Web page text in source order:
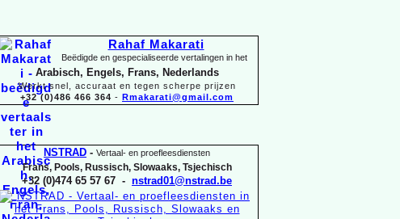
Rahaf Makarati
Beëdigde en gespecialiseerde vertalingen in het
Arabisch, Engels, Frans, Nederlands
Werkt snel, accuraat en tegen scherpe prijzen
+32 (0)486 466 364 - Rmakarati@gmail.com
NSTRAD - Vertaal- en proefleesdiensten
Frans, Pools, Russisch, Slowaaks, Tsjechisch
+32 (0)474 65 57 67 - nstrad01@nstrad.be